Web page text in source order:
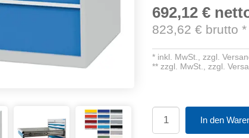
692,12 €
823,62 € brutto *
* inkl. MwSt.,zzgl.
**zzgl. MwSt.,zzgl.
In den